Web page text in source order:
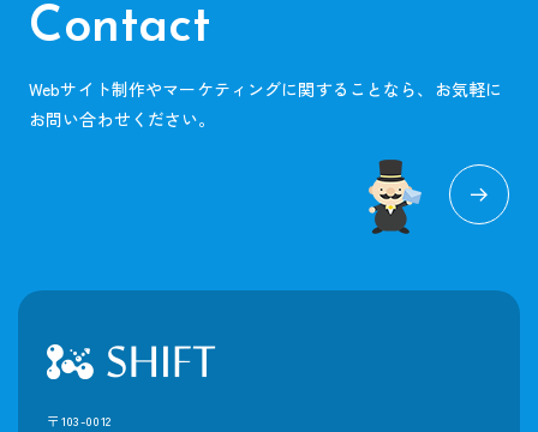
Contact
Webサイト制作やマーケティングに関することなら、お気軽に
お問い合わせください。
〒103-0012